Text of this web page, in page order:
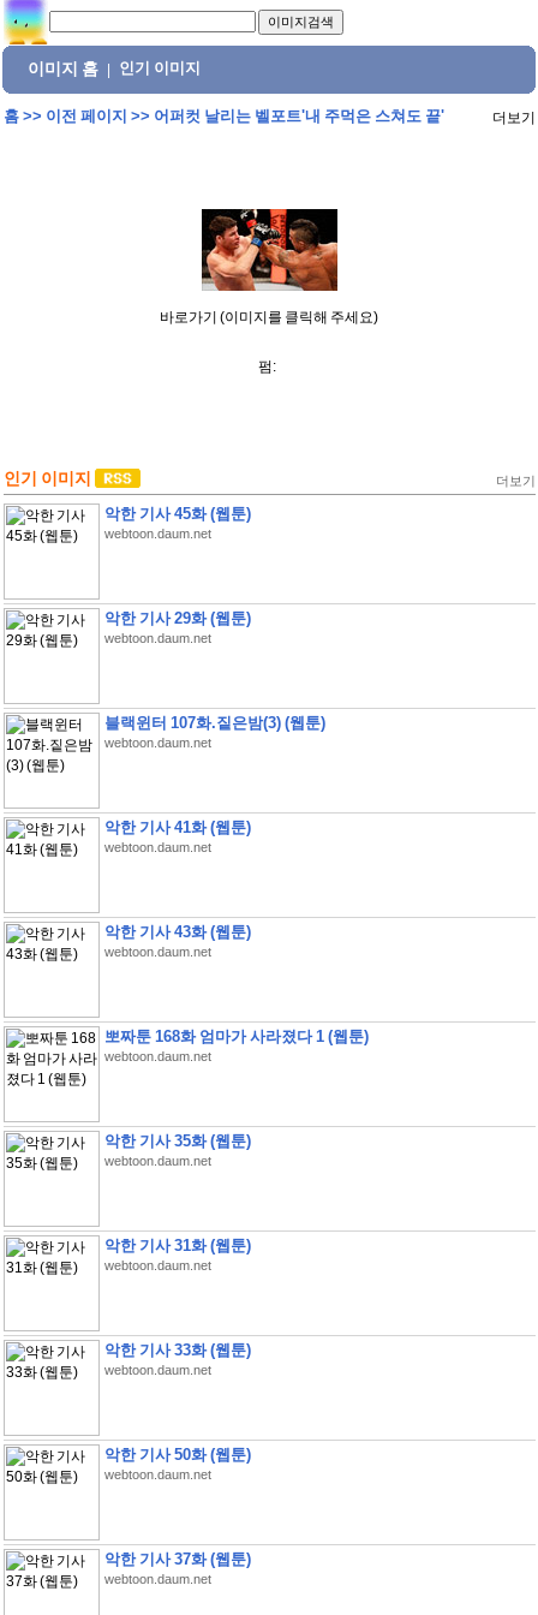
이미지 홈 인기 이미지
홈>> 이전 페이지 >> 어퍼컷 날리는 벨포트'내 주먹은 스쳐도 끝' 더보기
바로가기 (이미지를 클릭해 주세요)
펌:
인기 이미지 더보기
악한 기사 45화 (웹툰)
webtoon.daum.net
악한 기사 29화 (웹툰)
webtoon.daum.net
블랙윈터 107화.짙은밤(3) (웹툰)
webtoon.daum.net
악한 기사 41화 (웹툰)
webtoon.daum.net
악한 기사 43화 (웹툰)
webtoon.daum.net
뽀짜툰 168화 엄마가 사라졌다 1 (웹툰)
webtoon.daum.net
악한 기사 35화 (웹툰)
webtoon.daum.net
악한 기사 31화 (웹툰)
webtoon.daum.net
악한 기사 33화 (웹툰)
webtoon.daum.net
악한 기사 50화 (웹툰)
webtoon.daum.net
악한 기사 37화 (웹툰)
webtoon.daum.net